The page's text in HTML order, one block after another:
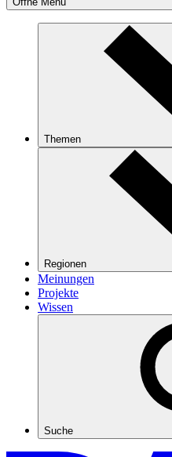
Themen
Regionen
Meinungen
Projekte
Wissen
Suche